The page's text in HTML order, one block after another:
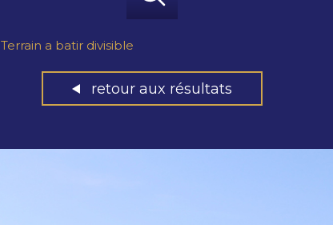
Immeubles
Terrain a batir divisible
retour aux résultats